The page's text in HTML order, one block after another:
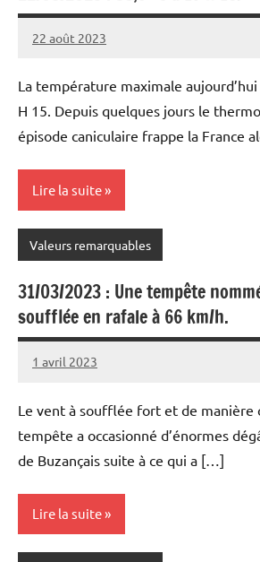
22 août 2023
Patrice
La température maximale
H 15. Depuis quelques jours le
épisode caniculaire frappe la France
Lire la suite
Valeurs remarquables
31/03/2023 : Une tempête
soufflée en rafale à 66 km/h.
1 avril 2023
Patrice
Le vent à soufflée fort et de manière
tempête a occasionné d’énormes
de Buzançais suite à ce qui a […]
Lire la suite